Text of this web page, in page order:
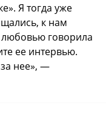
Я тогда уже
к нам
любовью говорила
ее интервью.
нее», —